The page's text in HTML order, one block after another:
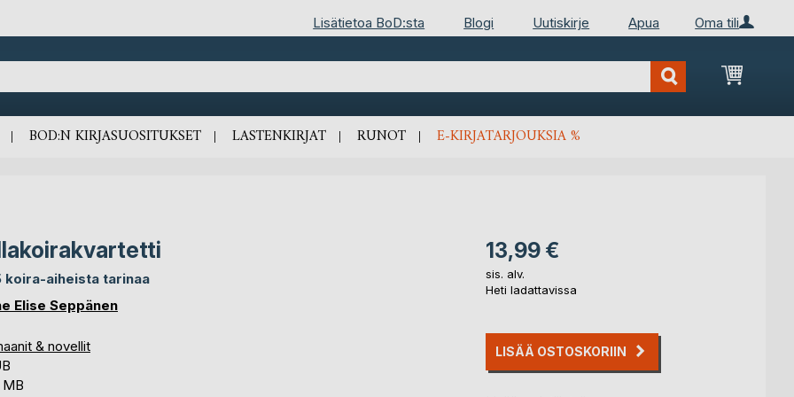
Oma tili
Lisätietoa BoD:sta Blogi Uutiskirje Apua
BOD:N KIRJASUOSITUKSET LASTENKIRJAT RUNOT E-KIRJATARJOUKSIA %
koira-aiheista tarinaa
Elise Seppänen
& novellit
MB
13,99 €
sis. alv.
Heti ladattavissa
LISÄÄ OSTOSKORIIN